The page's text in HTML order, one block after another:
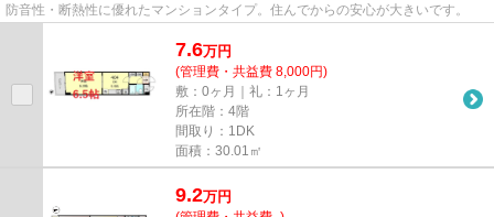
防音性・断熱性に優れたマンションタイプ。住んでからの安心が大きいです。
7.6万円
(管理費・共益費 8,000円)
敷：0ヶ月｜礼：1ヶ月
所在階：4階
間取り：1DK
面積：30.01㎡
9.2万円